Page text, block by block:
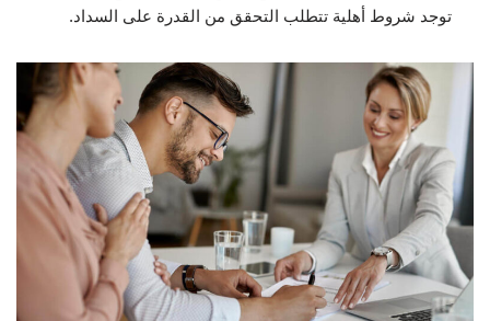
توجد شروط أهلية تتطلب التحقق من القدرة على السداد.